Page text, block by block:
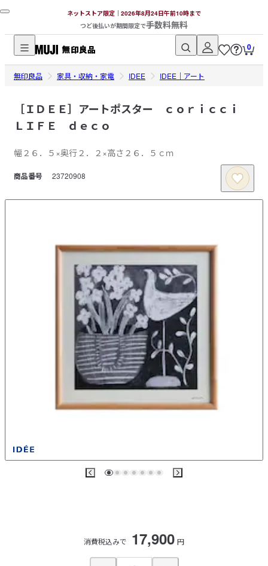
ネットストア限定｜2026年8月24日午前10時まで
つど後払いが期間限定で手数料無料
無
印
品
ネ
ト
ト
ア
0
無印良品 家具・収納・家電 IDEE IDEE｜アート
［ＩＤＥＥ］アートポスター ｃｏｒｉｃｃｉ
ＬＩＦＥ ｄｅｃｏ
幅２６．５×奥行２．２×高さ２６．５ｃｍ
商品番号 23720908
消費税込みで 17,900 円